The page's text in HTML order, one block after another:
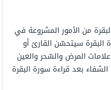
من الأمور المشروعة في
البقرة سيتحسّن القارئ أو
المرض والسّحر والعين
بعد قراءة سورة البقرة